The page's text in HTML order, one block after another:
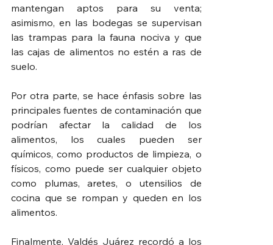
mantengan aptos para su venta;
asimismo, en las bodegas se supervisan
las trampas para la fauna nociva y que
las cajas de alimentos no estén a ras de
suelo.
Por otra parte, se hace énfasis sobre las
principales fuentes de contaminación que
podrían afectar la calidad de los
alimentos, los cuales pueden ser
químicos, como productos de limpieza, o
físicos, como puede ser cualquier objeto
como plumas, aretes, o utensilios de
cocina que se rompan y queden en los
alimentos.
Finalmente, Valdés Juárez recordó a los